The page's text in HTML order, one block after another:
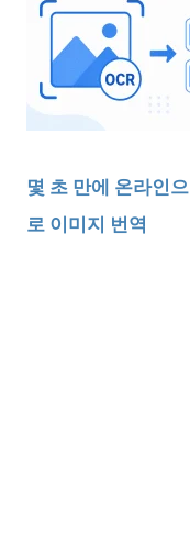
몇 초 만에 온라인으
로 이미지 번역